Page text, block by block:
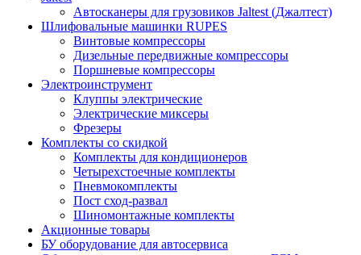
Автосканеры для грузовиков Jaltest (Джалтест)
Шлифовальные машинки RUPES
Винтовые компрессоры
Дизельные передвижные компрессоры
Поршневые компрессоры
Электроинструмент
Клуппы электрические
Электрические миксеры
Фрезеры
Комплекты со скидкой
Комплекты для кондиционеров
Четырехстоечные комплекты
Пневмокомплекты
Пост сход-развал
Шиномонтажные комплекты
Акционные товары
БУ оборудование для автосервиса